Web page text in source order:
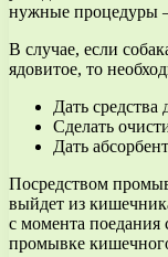
нужные процедуры
В случае, если
ядовитое, то
Дать средства
Сделать
Дать
Посредством
выйдет из
с момента поедания
промывке